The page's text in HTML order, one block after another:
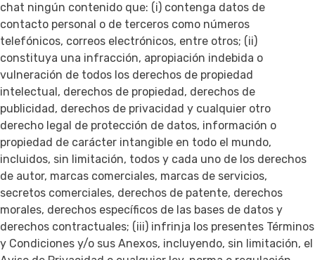
chat ningún contenido que: (i) contenga datos de
contacto personal o de terceros como números
telefónicos, correos electrónicos, entre otros; (ii)
constituya una infracción, apropiación indebida o
vulneración de todos los derechos de propiedad
intelectual, derechos de propiedad, derechos de
publicidad, derechos de privacidad y cualquier otro
derecho legal de protección de datos, información o
propiedad de carácter intangible en todo el mundo,
incluidos, sin limitación, todos y cada uno de los derechos
de autor, marcas comerciales, marcas de servicios,
secretos comerciales, derechos de patente, derechos
morales, derechos específicos de las bases de datos y
derechos contractuales; (iii) infrinja los presentes Términos
y Condiciones y/o sus Anexos, incluyendo, sin limitación, el